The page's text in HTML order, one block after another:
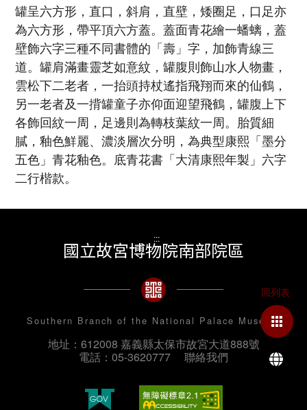
罐呈六方形，直口，斜肩，直壁，矮圈足，口足亦
為六方形，帶平頂六方蓋。蓋面青花繪一蟠螭，蓋
壁飾六字三種不同書體的「壽」字，加飾青線三
道。罐肩滿畫靈芝如意紋，罐腹則飾山水人物畫，
雲松下二老者，一抬頭持杖遙指飛翔而來的仙鶴，
另一老者及一揹罐童子亦仰面迎望飛鶴，罐腹上下
各飾回紋一周，足邊則為轉枝葉紋一周。胎質細
膩，釉色鮮麗、濃淡層次分明，為典型康熙「墨分
五色」青花釉色。底青花書「大清康熙年製」六字
二行楷款。
:::
國立故宮博物院南部院區
Southern Branch of the National Palace Museum
地址：612008 嘉義縣太保市故宮大道888號
電話：05-3620777
聯絡我們